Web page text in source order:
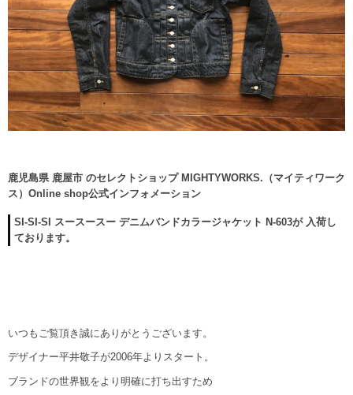
鹿児島県 鹿屋市 のセレクトショップ MIGHTYWORKS.（マイティワーク
ス）Online shop公式インフォメーション
SI-SI-SI スースースー デニムバンドカラージャケット N-603が 入荷し
ております。
いつもご覧頂き誠にありがとうございます。
デザイナー平井敬子が2006年よりスタート。
ブランドの世界観をより明確に打ち出すため